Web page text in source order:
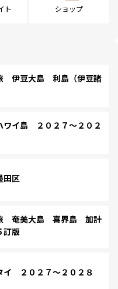
ト ショップ
伊豆大島 利島（伊豆諸
イ島 ２０２７～２０２
区
奄美大島 喜界島 加計
訂版
２０２７～２０２８